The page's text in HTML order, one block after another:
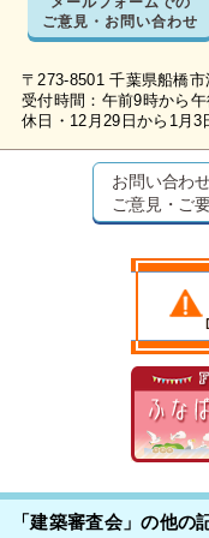
ご意見・お問い合わせ
〒273-8501 千葉県船橋
受付時間：午前9時から
休日・12月29日から1月3
お問い合わ
ご意見・ご
「建築審査会」の他の